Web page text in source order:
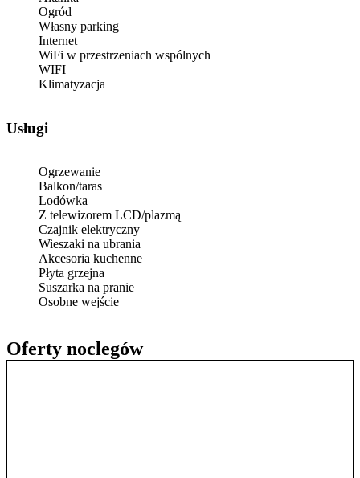
Oferty noclegów
Ogród
Własny parking
Internet
WiFi w przestrzeniach wspólnych
WIFI
Klimatyzacja
Usługi
Ogrzewanie
Balkon/taras
Lodówka
Z telewizorem LCD/plazmą
Czajnik elektryczny
Wieszaki na ubrania
Akcesoria kuchenne
Płyta grzejna
Suszarka na pranie
Osobne wejście